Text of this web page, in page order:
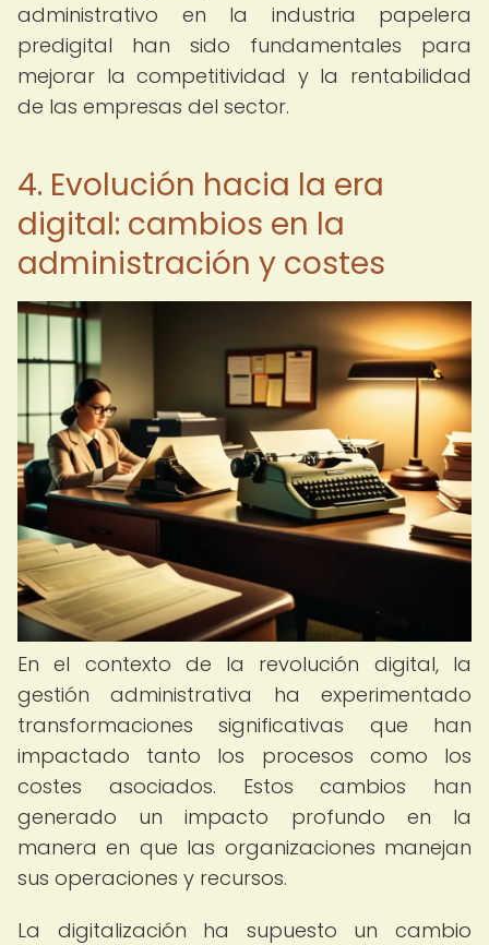
administrativo en la industria papelera
predigital han sido fundamentales para
mejorar la competitividad y la rentabilidad
de las empresas del sector.
4. Evolución hacia la era
digital: cambios en la
administración y costes
En el contexto de la revolución digital, la
gestión administrativa ha experimentado
transformaciones significativas que han
impactado tanto los procesos como los
costes asociados. Estos cambios han
generado un impacto profundo en la
manera en que las organizaciones manejan
sus operaciones y recursos.
La digitalización ha supuesto un cambio